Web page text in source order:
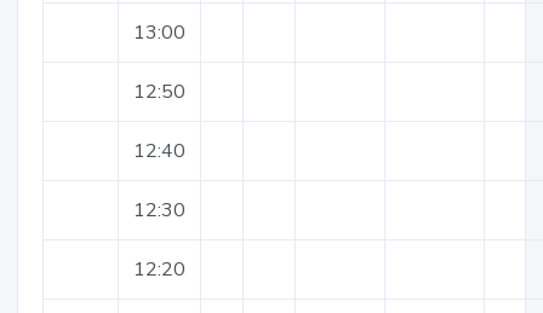
13:00
12:50
12:40
12:30
12:20